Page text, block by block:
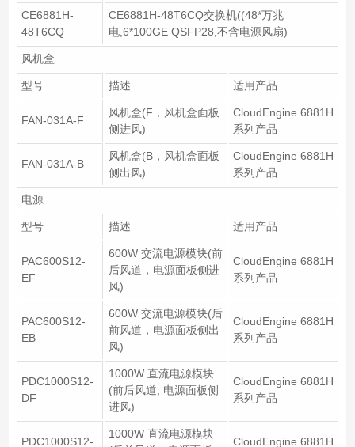
CE6881H-
48T6CQ
CE6881H-48T6CQ交换机((48*万兆
电,6*100GE QSFP28,不含电源风扇)
风机盒
型号 描述 适用产品
FAN-031A-F
风机盒(F，风机盒面板
侧进风)
CloudEngine 6881H
系列产品
FAN-031A-B
风机盒(B，风机盒面板
侧出风)
CloudEngine 6881H
系列产品
电源
型号 描述 适用产品
PAC600S12-
EF
600W 交流电源模块(前
后风道，电源面板侧进
风)
CloudEngine 6881H
系列产品
PAC600S12-
EB
600W 交流电源模块(后
前风道，电源面板侧出
风)
CloudEngine 6881H
系列产品
PDC1000S12-
DF
1000W 直流电源模块
(前后风道, 电源面板侧
进风)
CloudEngine 6881H
系列产品
PDC1000S12-
1000W 直流电源模块
CloudEngine 6881H